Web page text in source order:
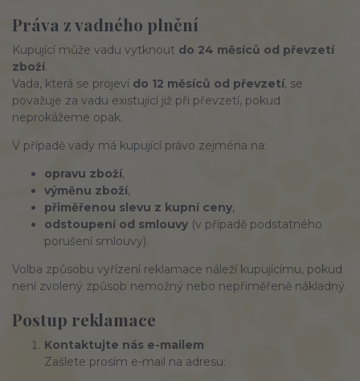
Práva z vadného plnění
Kupující může vadu vytknout do 24 měsíců od převzetí
zboží.
Vada, která se projeví do 12 měsíců od převzetí, se
považuje za vadu existující již při převzetí, pokud
neprokážeme opak.
V případě vady má kupující právo zejména na:
opravu zboží,
výměnu zboží,
přiměřenou slevu z kupní ceny,
odstoupení od smlouvy (v případě podstatného
porušení smlouvy).
Volba způsobu vyřízení reklamace náleží kupujícímu, pokud
není zvolený způsob nemožný nebo nepřiměřeně nákladný.
Postup reklamace
Kontaktujte nás e-mailem
Zašlete prosím e-mail na adresu: